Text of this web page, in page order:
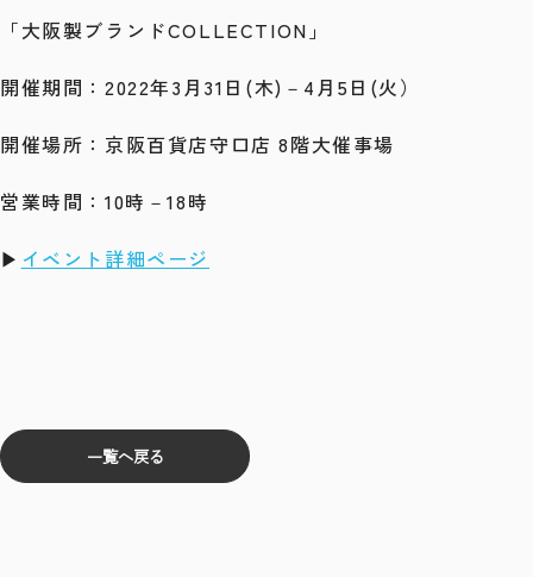
「大阪製ブランドCOLLECTION」
開催期間：2022年3月31日(木)－4月5日(火）
開催場所：京阪百貨店守口店 8階大催事場
営業時間：10時－18時
▶ イベント詳細ページ
一覧へ戻る